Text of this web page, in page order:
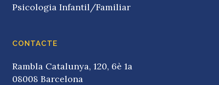
Psicologia Infantil/Familiar
CONTACTE
Rambla Catalunya, 120, 6è 1a
08008 Barcelona